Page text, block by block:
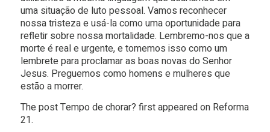
uma situação de luto pessoal. Vamos reconhecer
nossa tristeza e usá-la como uma oportunidade para
refletir sobre nossa mortalidade. Lembremo-nos que a
morte é real e urgente, e tomemos isso como um
lembrete para proclamar as boas novas do Senhor
Jesus. Preguemos como homens e mulheres que
estão a morrer.
The post Tempo de chorar? first appeared on Reforma
21.